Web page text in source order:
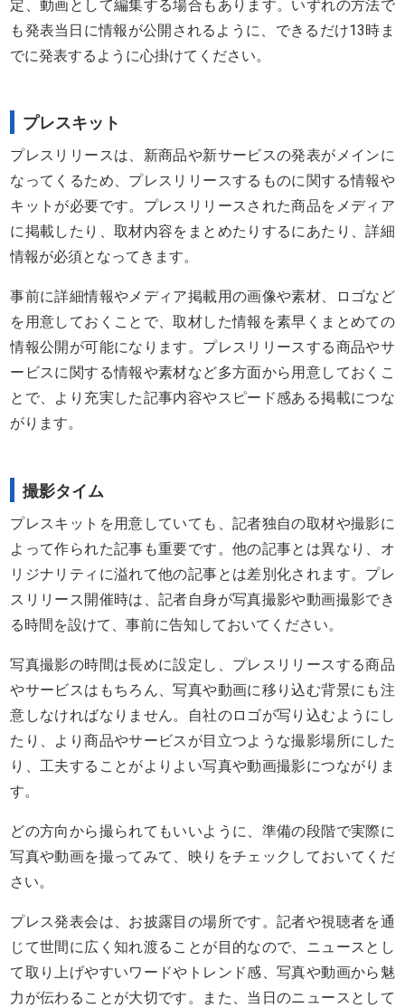
定、動画として編集する場合もあります。いずれの方法で
も発表当日に情報が公開されるように、できるだけ13時ま
でに発表するように心掛けてください。
プレスキット
プレスリリースは、新商品や新サービスの発表がメインに
なってくるため、プレスリリースするものに関する情報や
キットが必要です。プレスリリースされた商品をメディア
に掲載したり、取材内容をまとめたりするにあたり、詳細
情報が必須となってきます。
事前に詳細情報やメディア掲載用の画像や素材、ロゴなど
を用意しておくことで、取材した情報を素早くまとめての
情報公開が可能になります。プレスリリースする商品やサ
ービスに関する情報や素材など多方面から用意しておくこ
とで、より充実した記事内容やスピード感ある掲載につな
がります。
撮影タイム
プレスキットを用意していても、記者独自の取材や撮影に
よって作られた記事も重要です。他の記事とは異なり、オ
リジナリティに溢れて他の記事とは差別化されます。プレ
スリリース開催時は、記者自身が写真撮影や動画撮影でき
る時間を設けて、事前に告知しておいてください。
写真撮影の時間は長めに設定し、プレスリリースする商品
やサービスはもちろん、写真や動画に移り込む背景にも注
意しなければなりません。自社のロゴが写り込むようにし
たり、より商品やサービスが目立つような撮影場所にした
り、工夫することがよりよい写真や動画撮影につながりま
す。
どの方向から撮られてもいいように、準備の段階で実際に
写真や動画を撮ってみて、映りをチェックしておいてくだ
さい。
プレス発表会は、お披露目の場所です。記者や視聴者を通
じて世間に広く知れ渡ることが目的なので、ニュースとし
て取り上げやすいワードやトレンド感、写真や動画から魅
力が伝わることが大切です。また、当日のニュースとして